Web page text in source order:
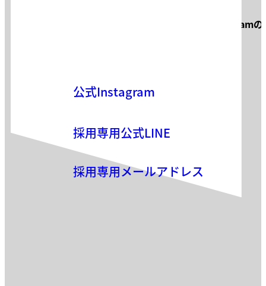
Instagram
公式Instagram
採用専用公式LINE
採用専用メールアドレス